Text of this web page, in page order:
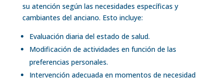
su atención según las necesidades específicas y
cambiantes del anciano. Esto incluye:
Evaluación diaria del estado de salud.
Modificación de actividades en función de las
preferencias personales.
Intervención adecuada en momentos de necesidad